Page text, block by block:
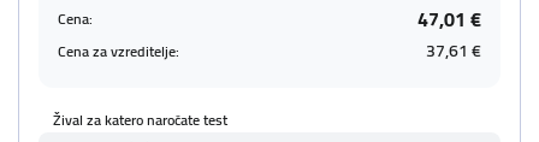
Cena: 47,01 €
Cena za vzreditelje: 37,61 €
Žival za katero naročate test